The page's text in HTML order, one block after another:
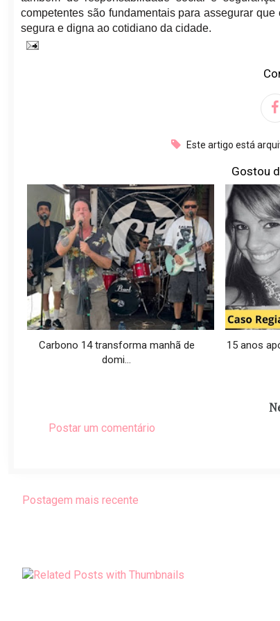
competentes são fundamentais para assegurar
segura e digna ao cotidiano da cidade.
Este artigo está
Gostou
Carbono 14 transforma manhã de
domi...
15 anos
Postar um comentário
Postagem mais recente